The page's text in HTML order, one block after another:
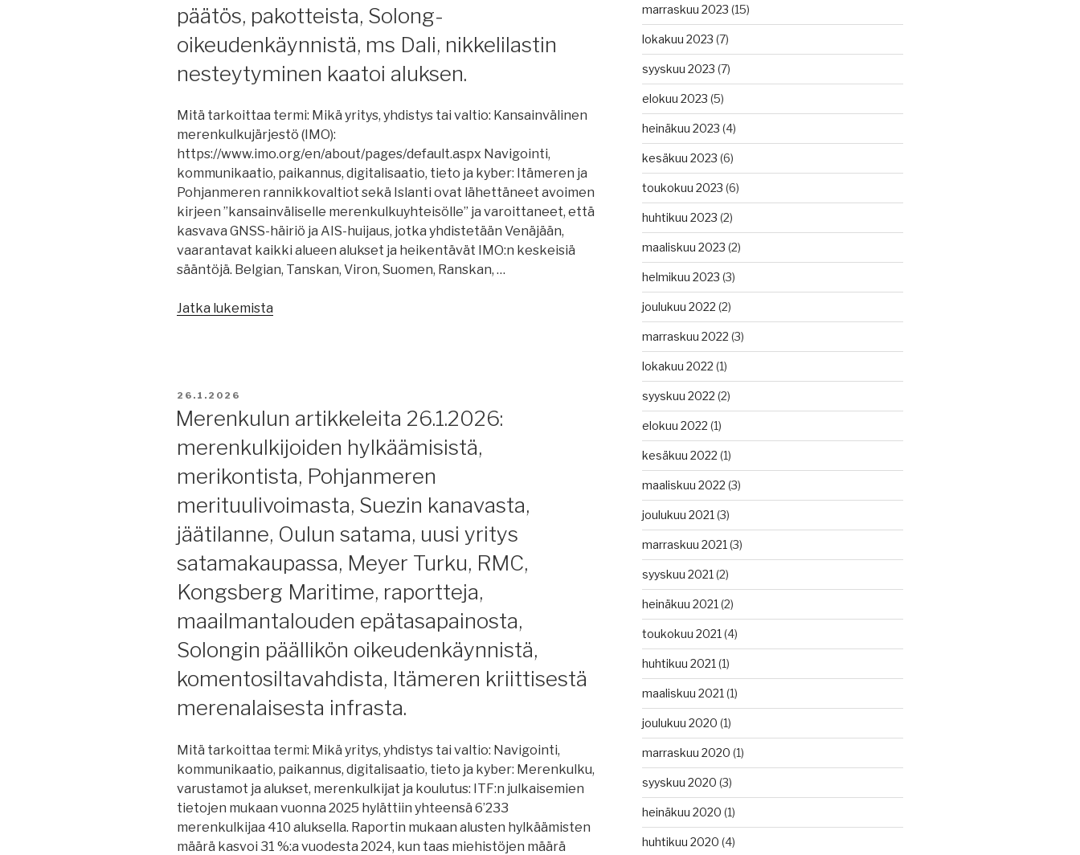
varoitus
varjolaivastolle
Venäjän
Silja
Symphony.”
päätös, pakotteista, Solong-
oikeudenkäynnistä, ms Dali, nikkelilastin
nesteytyminen kaatoi aluksen.
Mitä tarkoittaa termi: Mikä yritys, yhdistys tai valtio: Kansainvälinen
merenkulkujärjestö (IMO):
https://www.imo.org/en/about/pages/default.aspx Navigointi,
kommunikaatio, paikannus, digitalisaatio, tieto ja kyber: Itämeren ja
Pohjanmeren rannikkovaltiot sekä Islanti ovat lähettäneet avoimen
kirjeen ”kansainväliselle merenkulkuyhteisölle” ja varoittaneet, että
kasvava GNSS-häiriö ja AIS-huijaus, jotka yhdistetään Venäjään,
vaarantavat kaikki alueen alukset ja heikentävät IMO:n keskeisiä
sääntöjä. Belgian, Tanskan, Viron, Suomen, Ranskan, …
Jatka lukemista
päällikkö
vai
kapteeni,
GNSS-
häiriöistä,
merenkulkijoiden
mielenterveydestä,
Meriauralle
uusi
alus,
Baltic
telakalle,
Prysmian,
tänään,
Sisu
50
v.,
Ruotsin
jäänmurtajista,
Elomatic,
JULKAISTU
26.1.2026
Merenkulun artikkeleita 26.1.2026:
merenkulkijoiden hylkäämisistä,
merikontista, Pohjanmeren
merituulivoimasta, Suezin kanavasta,
jäätilanne, Oulun satama, uusi yritys
satamakaupassa, Meyer Turku, RMC,
Kongsberg Maritime, raportteja,
maailmantalouden epätasapainosta,
Solongin päällikön oikeudenkäynnistä,
komentosiltavahdista, Itämeren kriittisestä
merenalaisesta infrasta.
Mitä tarkoittaa termi: Mikä yritys, yhdistys tai valtio: Navigointi,
kommunikaatio, paikannus, digitalisaatio, tieto ja kyber: Merenkulku,
varustamot ja alukset, merenkulkijat ja koulutus: ITF:n julkaisemien
tietojen mukaan vuonna 2025 hylättiin yhteensä 6’233
merenkulkijaa 410 aluksella. Raportin mukaan alusten hylkäämisten
määrä kasvoi 31 %:a vuodesta 2024, kun taas miehistöjen määrä
marraskuu 2023 (15)
lokakuu 2023 (7)
syyskuu 2023 (7)
elokuu 2023 (5)
heinäkuu 2023 (4)
kesäkuu 2023 (6)
toukokuu 2023 (6)
huhtikuu 2023 (2)
maaliskuu 2023 (2)
helmikuu 2023 (3)
joulukuu 2022 (2)
marraskuu 2022 (3)
lokakuu 2022 (1)
syyskuu 2022 (2)
elokuu 2022 (1)
kesäkuu 2022 (1)
maaliskuu 2022 (3)
joulukuu 2021 (3)
marraskuu 2021 (3)
syyskuu 2021 (2)
heinäkuu 2021 (2)
toukokuu 2021 (4)
huhtikuu 2021 (1)
maaliskuu 2021 (1)
joulukuu 2020 (1)
marraskuu 2020 (1)
syyskuu 2020 (3)
heinäkuu 2020 (1)
huhtikuu 2020 (4)